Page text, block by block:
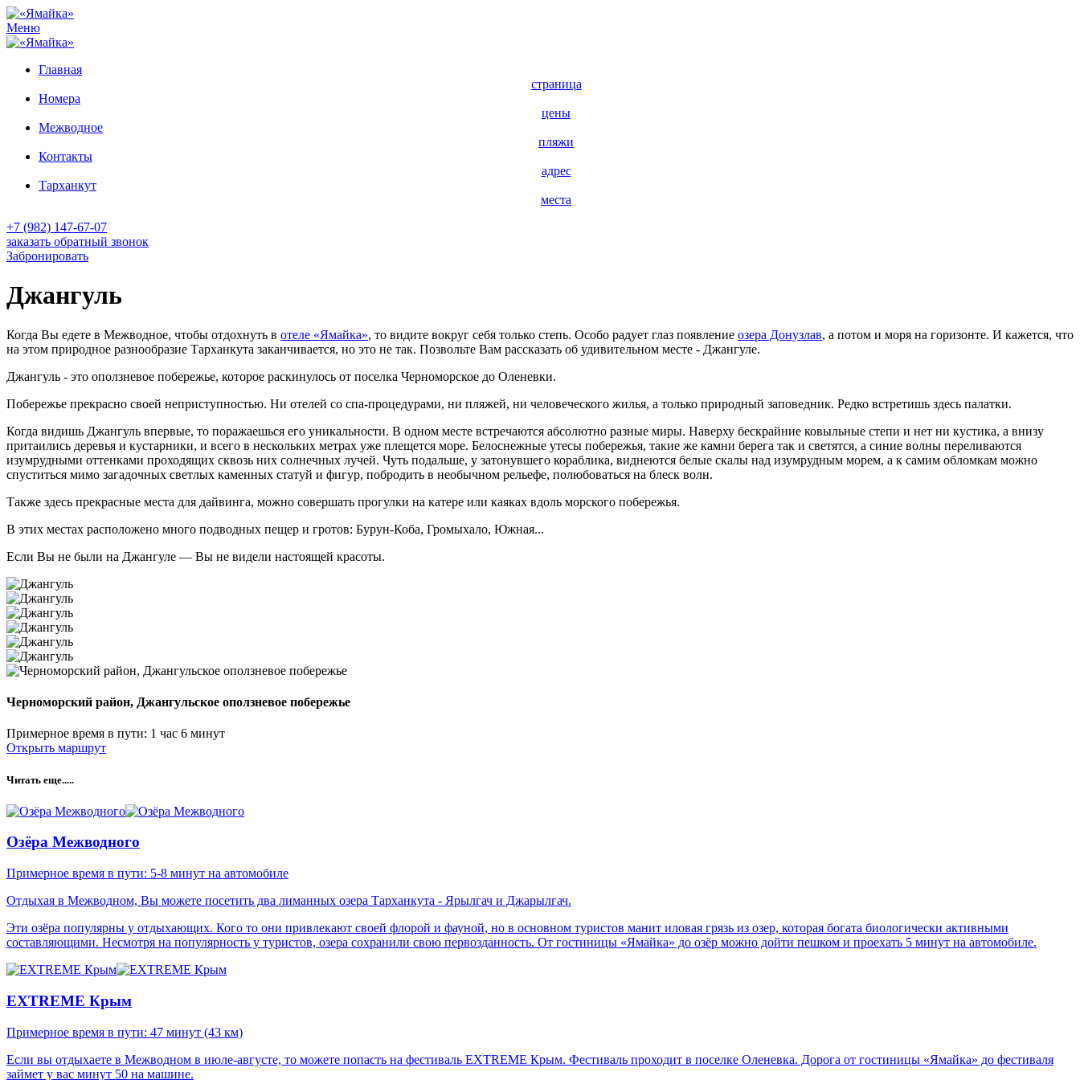
Меню
Главная
страница
Номера
цены
Межводное
пляжи
Контакты
адрес
Тарханкут
места
+7 (982) 147-67-07
заказать обратный звонок
Забронировать
Джангуль
Когда Вы едете в Межводное, чтобы отдохнуть в отеле «Ямайка», то видите вокруг себя только степь. Особо радует глаз появление озера Донузлав, а потом и моря на горизонте. И кажется, что
на этом природное разнообразие Тарханкута заканчивается, но это не так. Позвольте Вам рассказать об удивительном месте - Джангуле.
Джангуль - это оползневое побережье, которое раскинулось от поселка Черноморское до Оленевки.
Побережье прекрасно своей неприступностью. Ни отелей со спа-процедурами, ни пляжей, ни человеческого жилья, а только природный заповедник. Редко встретишь здесь палатки.
Когда видишь Джангуль впервые, то поражаешься его уникальности. В одном месте встречаются абсолютно разные миры. Наверху бескрайние ковыльные степи и нет ни кустика, а внизу
притаились деревья и кустарники, и всего в нескольких метрах уже плещется море. Белоснежные утесы побережья, такие же камни берега так и светятся, а синие волны переливаются
изумрудными оттенками проходящих сквозь них солнечных лучей. Чуть подальше, у затонувшего кораблика, виднеются белые скалы над изумрудным морем, а к самим обломкам можно
спуститься мимо загадочных светлых каменных статуй и фигур, побродить в необычном рельефе, полюбоваться на блеск волн.
Также здесь прекрасные места для дайвинга, можно совершать прогулки на катере или каяках вдоль морского побережья.
В этих местах расположено много подводных пещер и гротов: Бурун-Коба, Громыхало, Южная...
Если Вы не были на Джангуле — Вы не видели настоящей красоты.
Черноморский район, Джангульское оползневое побережье
Примерное время в пути: 1 час 6 минут
Открыть маршрут
Читать еще.....
Озёра Межводного
Примерное время в пути: 5-8 минут на автомобиле
Отдыхая в Межводном, Вы можете посетить два лиманных озера Тарханкута - Ярылгач и Джарылгач.
Эти озёра популярны у отдыхающих. Кого то они привлекают своей флорой и фауной, но в основном туристов манит иловая грязь из озер, которая богата биологически активными
составляющими. Несмотря на популярность у туристов, озера сохранили свою первозданность. От гостиницы «Ямайка» до озёр можно дойти пешком и проехать 5 минут на автомобиле.
EXTREME Крым
Примерное время в пути: 47 минут (43 км)
Если вы отдыхаете в Межводном в июле-августе, то можете попасть на фестиваль EXTREME Крым. Фестиваль проходит в поселке Оленевка. Дорога от гостиницы «Ямайка» до фестиваля
займет у вас минут 50 на машине.